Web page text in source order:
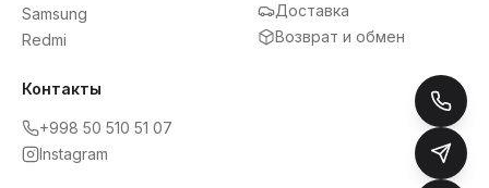
Samsung
Redmi
Доставка
Возврат и обмен
Контакты
+998 50 510 51 07
Instagram